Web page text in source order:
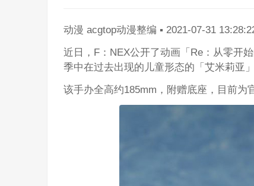
动漫 acgtop动漫整编 ▪ 2021-07-31
近日，F：NEX公开了动画「Re：从零开
季中在过去出现的儿童形态的「艾米莉亚」
该手办全高约185mm，附赠底座，目前为